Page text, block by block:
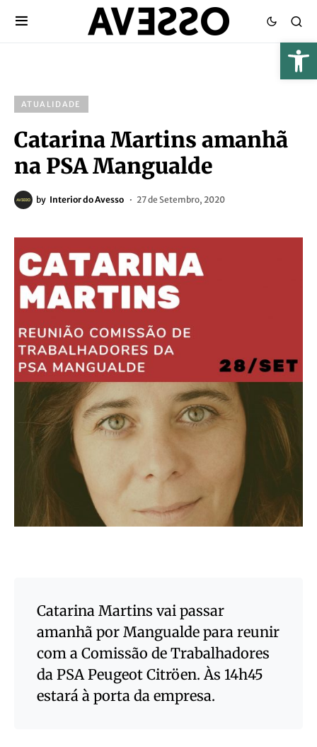
ATUALIDADE
Catarina Martins amanhã
na PSA Mangualde
by Interior do Avesso 27 de Setembro, 2020
Catarina Martins vai passar
amanhã por Mangualde para reunir
com a Comissão de Trabalhadores
da PSA Peugeot Citröen. Às 14h45
estará à porta da empresa.